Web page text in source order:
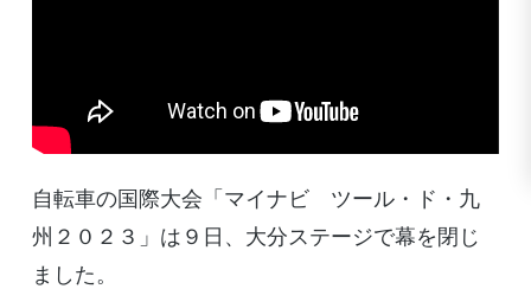
自転車の国際大会「マイナビ ツール・ド・九
州２０２３」は９日、大分ステージで幕を閉じ
ました。